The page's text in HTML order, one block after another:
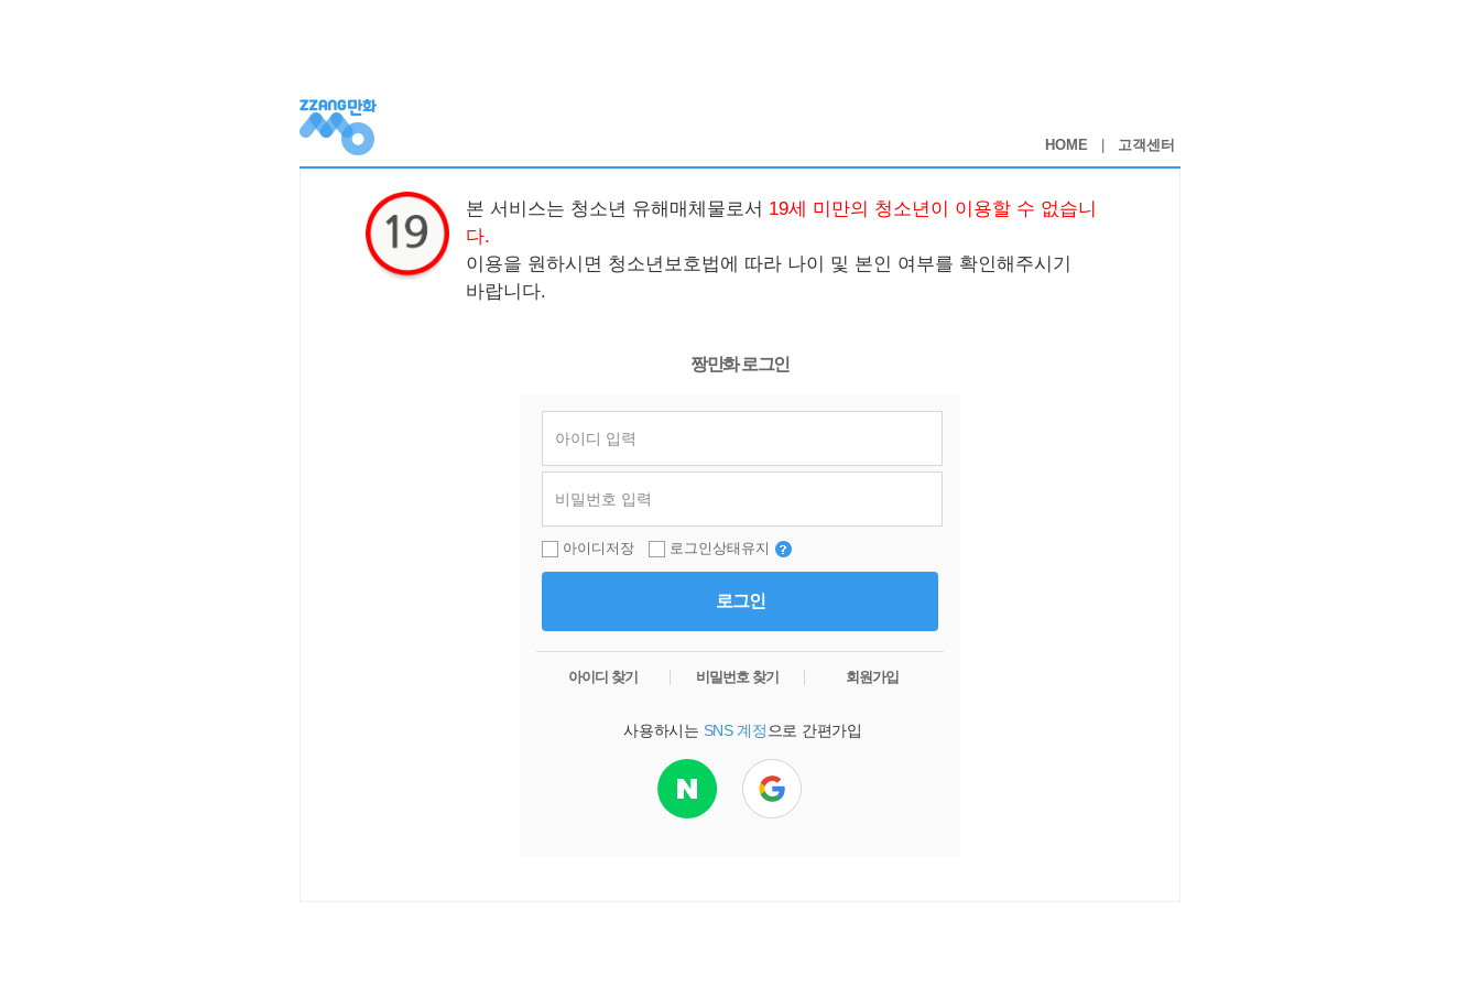
HOME 고객센터
본 서비스는 청소년 유해매체물로서 19세 미만의 청소년이 이용할 수 없습니
다.
이용을 원하시면 청소년보호법에 따라 나이 및 본인 여부를 확인해주시기
바랍니다.
짱만화 로그인
아이디저장 로그인상태유지
로그인
아이디 찾기 비밀번호 찾기 회원가입
사용하시는 SNS 계정 으로 간편가입